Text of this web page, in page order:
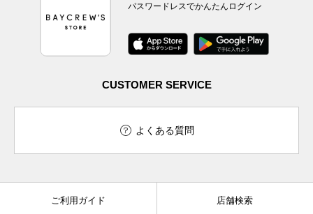
パスワードレスでかんたんログイン
CUSTOMER SERVICE
よくある質問
ご利用ガイド 店舗検索